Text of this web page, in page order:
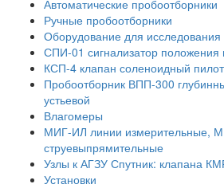
Автоматические пробоотборники
Ручные пробоотборники
Оборудование для исследования
СПИ-01 сигнализатор положения
КСП-4 клапан соленоидный
Пробоотборник ВПП-300
устьевой
Влагомеры
МИГ-ИЛ линии измерительные,
струевыпрямительные
Узлы к АГЗУ Спутник: клапана
Установки